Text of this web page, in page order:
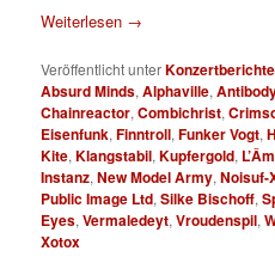
Weiterlesen →
Veröffentlicht unterKonzertberichte
Absurd Minds,Alphaville,
Chainreactor,Combichrist,
Eisenfunk,Finntroll,Funker Vogt,
Kite,Klangstabil,Kupfergold,
Instanz,New Model Army,Noisuf-
Public Image Ltd,Silke Bischoff,
Eyes,Vermaledeyt,Vroudenspil,
Xotox